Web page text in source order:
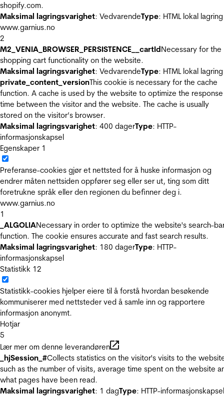
shopify.com.
Maksimal lagringsvarighet: VedvarendeType: HTML lokal lagring
www.garnius.no
2
M2_VENIA_BROWSER_PERSISTENCE__cartIdNecessary for the
shopping cart functionality on the website.
Maksimal lagringsvarighet: VedvarendeType: HTML lokal lagring
private_content_versionThis cookie is necessary for the cache
function. A cache is used by the website to optimize the response
time between the visitor and the website. The cache is usually
stored on the visitor’s browser.
Maksimal lagringsvarighet: 400 dagerType: HTTP-
informasjonskapsel
Egenskaper 1
Preferanse-cookies gjør et nettsted for å huske informasjon og
endrer måten nettsiden oppfører seg eller ser ut, ting som ditt
foretrukne språk eller den regionen du befinner deg i.
www.garnius.no
1
_ALGOLIANecessary in order to optimize the website's search-
function. The cookie ensures accurate and fast search results.
Maksimal lagringsvarighet: 180 dagerType: HTTP-
informasjonskapsel
Statistikk 12
Statistikk-cookies hjelper eiere til å forstå hvordan besøkende
kommuniserer med nettsteder ved å samle inn og rapportere
informasjon anonymt.
Hotjar
5
Lær mer om denne leverandøren
_hjSession_#Collects statistics on the visitor's visits to the
such as the number of visits, average time spent on the website
what pages have been read.
Maksimal lagringsvarighet: 1 dagType: HTTP-informasjonskapsel